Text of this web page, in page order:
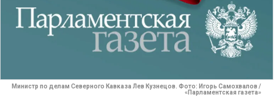
Министр по делам Северного Кавказа Лев Кузнецов. Фото: Игорь Самохвалов /
«Парламентская газета»